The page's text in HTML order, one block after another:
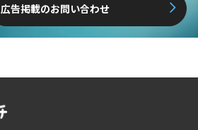
広告掲載のお問い合わせ